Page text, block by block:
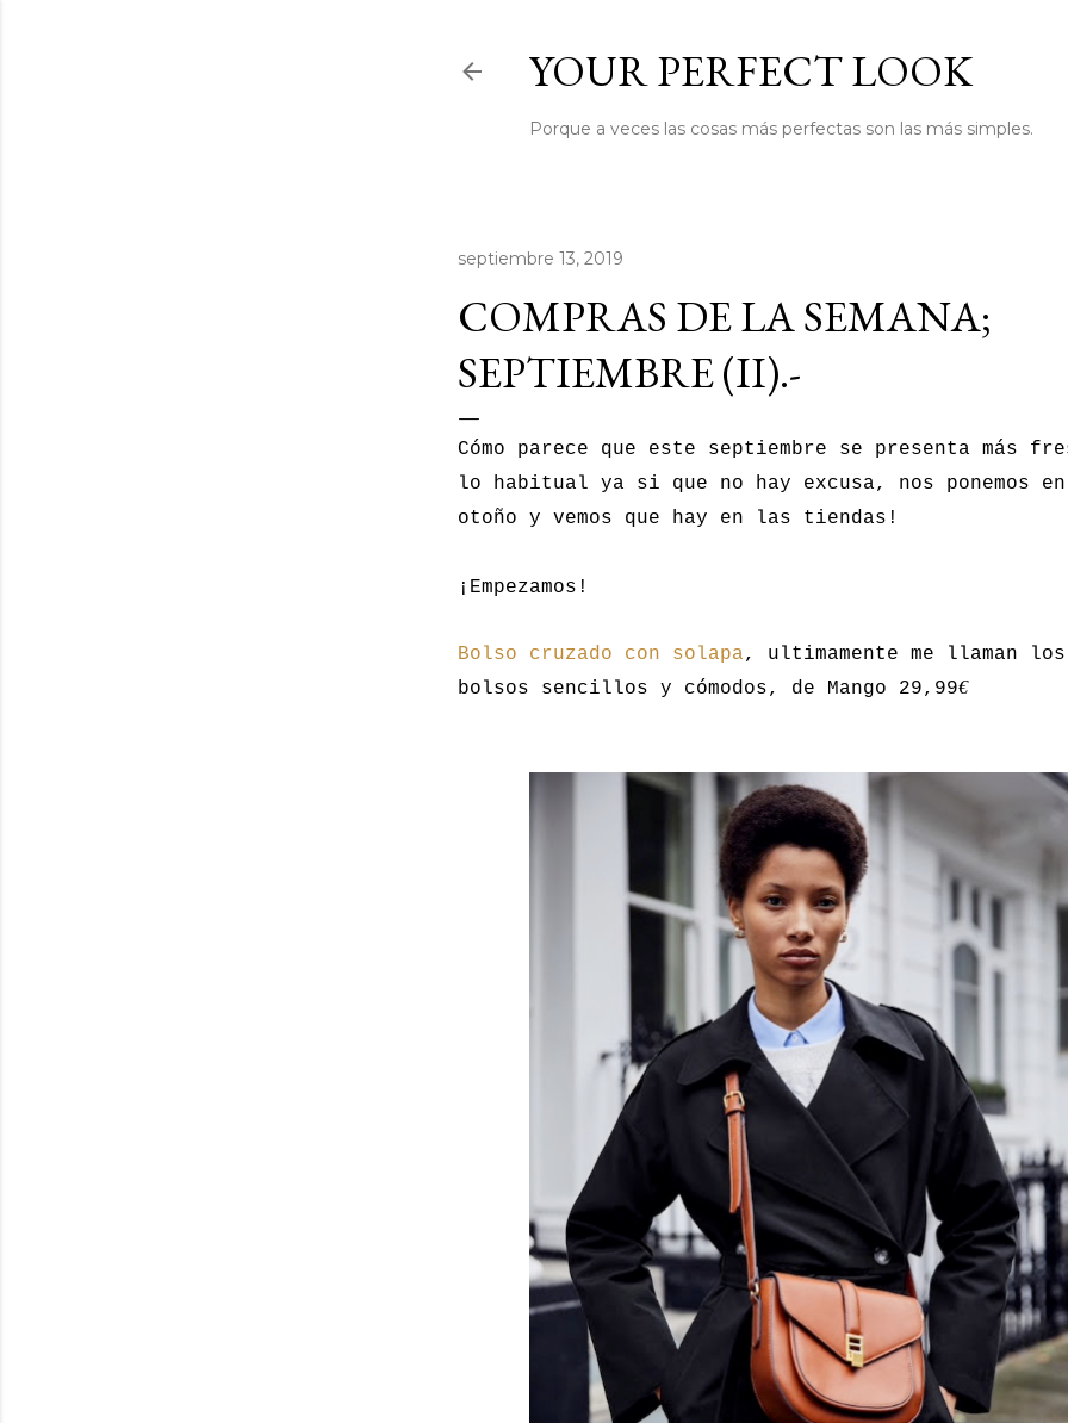
YOUR PERFECT LOOK
Porque a veces las cosas más perfectas son las más simples.
septiembre 13, 2019
COMPRAS DE LA SEMANA;
SEPTIEMBRE (II).-
Cómo parece que este septiembre se presenta más
lo habitual ya si que no hay excusa, nos ponemos en
otoño y vemos que hay en las tiendas!
¡Empezamos!
Bolso cruzado con solapa, ultimamente me llaman los
bolsos sencillos y cómodos, de Mango 29,99€